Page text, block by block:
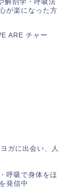
解剖学・呼吸法
が楽になった方
ARE チャー
ガに出会い、人
呼吸で身体をほ
発信中